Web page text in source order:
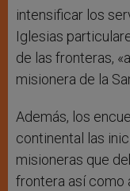
intensificar los
Iglesias
de las fronteras,
misionera de la
Además, los
continental las
misioneras que
frontera así como